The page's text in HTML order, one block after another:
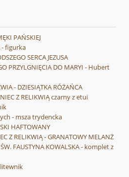
PAŃSKIEJ
- figurka
SERCA JEZUSA
PRZYLGNIĘCIA DO MARYI - Hubert
- DZIESIĄTKA RÓŻAŃCA
Z RELIKWIĄ czarny z etui
- msza trydencka
HAFTOWANY
Z RELIKWIĄ - GRANATOWY MELANŻ
FAUSTYNA KOWALSKA - komplet z